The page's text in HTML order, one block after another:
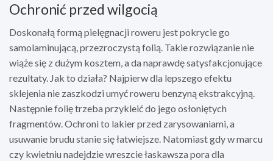
Ochronić przed wilgocią
Doskonałą formą pielęgnacji roweru jest pokrycie go
samolaminującą, przezroczystą folią. Takie rozwiązanie nie
wiąże się z dużym kosztem, a da naprawdę satysfakcjonujące
rezultaty. Jak to działa? Najpierw dla lepszego efektu
sklejenia nie zaszkodzi umyć roweru benzyną ekstrakcyjną.
Następnie folię trzeba przykleić do jego osłoniętych
fragmentów. Ochroni to lakier przed zarysowaniami, a
usuwanie brudu stanie się łatwiejsze. Natomiast gdy w marcu
czy kwietniu nadejdzie wreszcie łaskawsza pora dla